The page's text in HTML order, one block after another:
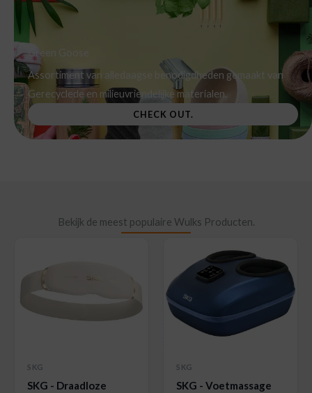
Green Goose
Assortiment van alledaagse benodigdheden gemaakt van
Gerecyclede en milieuvriendelijke materialen.
CHECK OUT.
Bekijk de meest populaire Wulks Producten.
SKG
SKG - Draadloze
SKG
SKG - Voetmassage